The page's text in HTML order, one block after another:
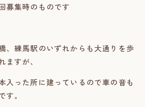
募集時のものです
、練馬駅のいずれからも大通りを歩
ますが、
入った所に建っているので車の音も
す。